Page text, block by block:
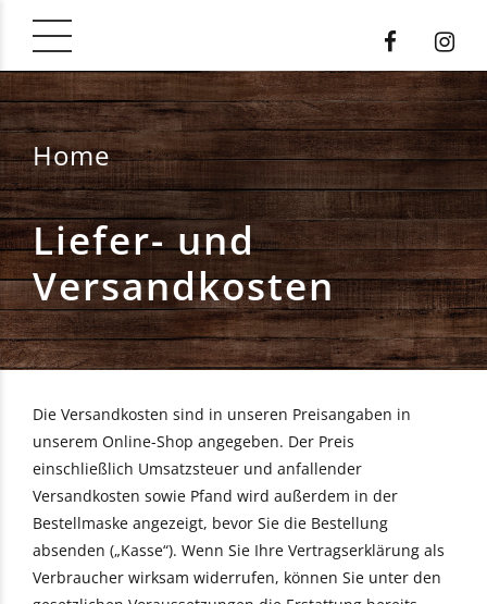
Home
Liefer- und
Versandkosten
Die Versandkosten sind in unseren Preisangaben in
unserem Online-Shop angegeben. Der Preis
einschließlich Umsatzsteuer und anfallender
Versandkosten sowie Pfand wird außerdem in der
Bestellmaske angezeigt, bevor Sie die Bestellung
absenden („Kasse“). Wenn Sie Ihre Vertragserklärung als
Verbraucher wirksam widerrufen, können Sie unter den